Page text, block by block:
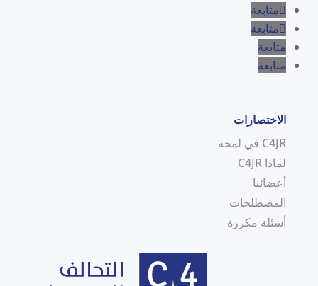
متابعة
متابعة
متابعة
متابعة
الاختصارات
C4JR في لمحة
لماذا C4JR
أعضائنا
المصطلحات
أسئلة مكررة